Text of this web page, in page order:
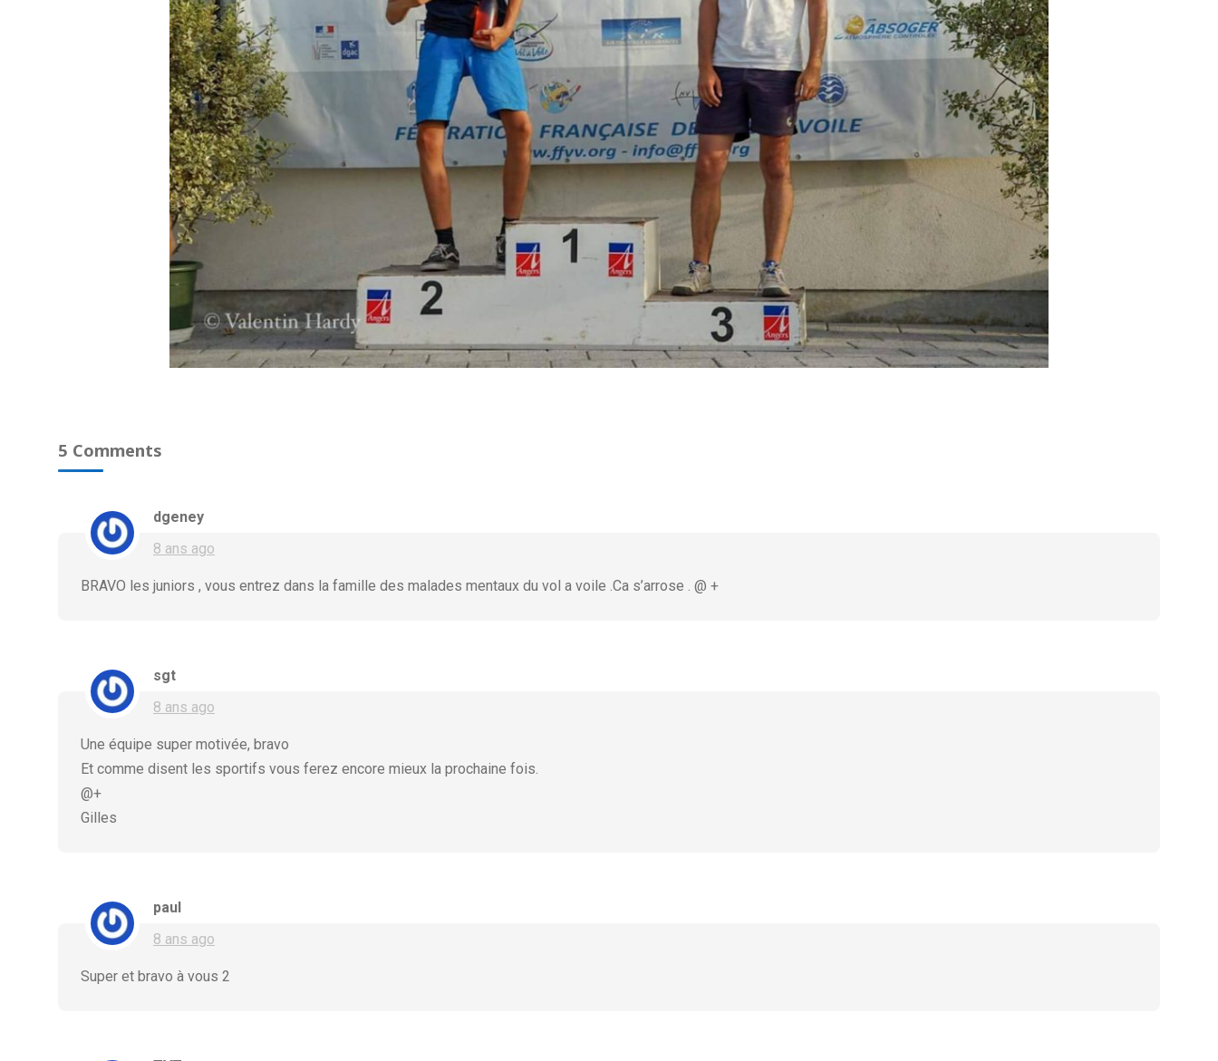
5 Comments
dgeney
8 ans ago
BRAVO les juniors , vous entrez dans la famille des malades mentaux du vol a voile .Ca s’arrose . @ +
sgt
8 ans ago
Une équipe super motivée, bravo
Et comme disent les sportifs vous ferez encore mieux la prochaine fois.
@+
Gilles
paul
8 ans ago
Super et bravo à vous 2